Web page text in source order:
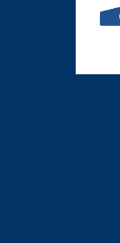
Tipologia: Vista